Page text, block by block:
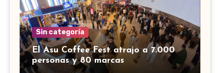
Sin categoría
El Asu Coffee Fest atrajo a 7.000
personas y 80 marcas